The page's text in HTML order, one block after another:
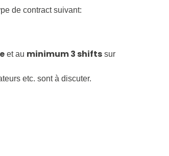
de contract suivant:
et au minimum 3 shifts sur
etc. sont à discuter.